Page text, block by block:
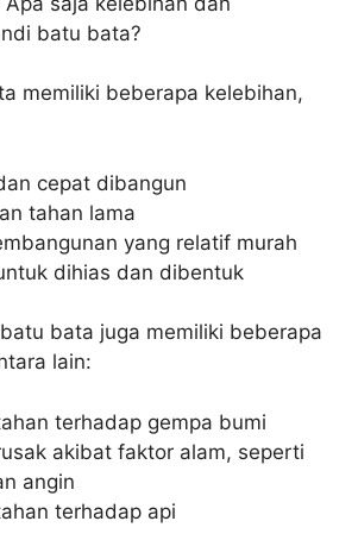
batu bata?
memiliki beberapa kelebihan,
cepat dibangun
tahan lama
yang relatif murah
dihias dan dibentuk
bata juga memiliki beberapa
lain:
terhadap gempa bumi
akibat faktor alam, seperti
angin
terhadap api